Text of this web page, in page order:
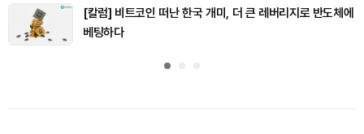
[칼럼] 비트코인 떠난 한국 개미, 더 큰 레버리지로 반도체에
베팅하다